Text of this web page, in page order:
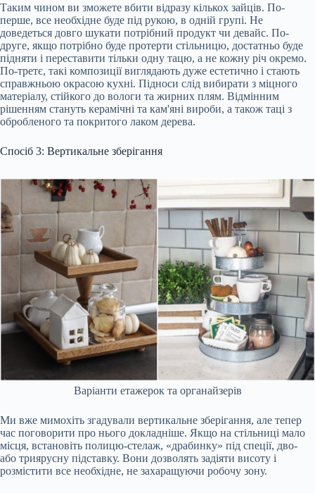
Таким чином ви зможете вбити відразу кількох зайців. По-
перше, все необхідне буде під рукою, в одній групі. Не
доведеться довго шукати потрібний продукт чи девайс. По-
друге, якщо потрібно буде протерти стільницю, достатньо буде
підняти і переставити тільки одну тацю, а не кожну річ окремо.
По-третє, такі композиції виглядають дуже естетично і стають
справжньою окрасою кухні. Підноси слід вибирати з міцного
матеріалу, стійкого до вологи та жирних плям. Відмінним
рішенням стануть керамічні та кам'яні вироби, а також таці з
обробленого та покритого лаком дерева.
Спосіб 3: Вертикальне зберігання
Варіанти етажерок та органайзерів
Ми вже мимохіть згадували вертикальне зберігання, але тепер
час поговорити про нього докладніше. Якщо на стільниці мало
місця, встановіть полицю-стелаж, «драбинку» під спеції, дво-
або триярусну підставку. Вони дозволять задіяти висоту і
розмістити все необхідне, не захаращуючи робочу зону.